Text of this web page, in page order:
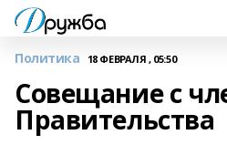
Политика 18 ФЕВРАЛЯ , 05:50
Совещание с
Правительства